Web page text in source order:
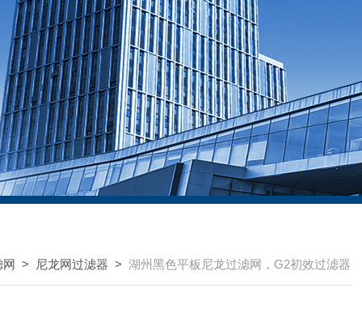
网 > 尼龙网过滤器 > 湖州黑色平板尼龙过滤网，G2初效过滤器